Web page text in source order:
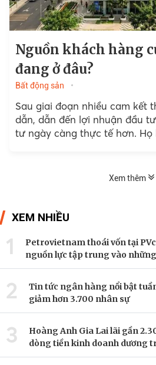
Nguồn khách hàng
đang ở đâu?
Bất động sản
Sau giai đoạn nhiều cam kết
dẫn, dẫn đến lợi nhuận đầu
tư ngày càng thực tế hơn. Họ
Xem thêm
XEM NHIỀU
1
Petrovietnam thoái vốn tại
nguồn lực tập trung vào
2
Tin tức ngân hàng nổi bật
giảm hơn 3.700 nhân sự
3
Hoàng Anh Gia Lai lãi gần
dòng tiền kinh doanh dương